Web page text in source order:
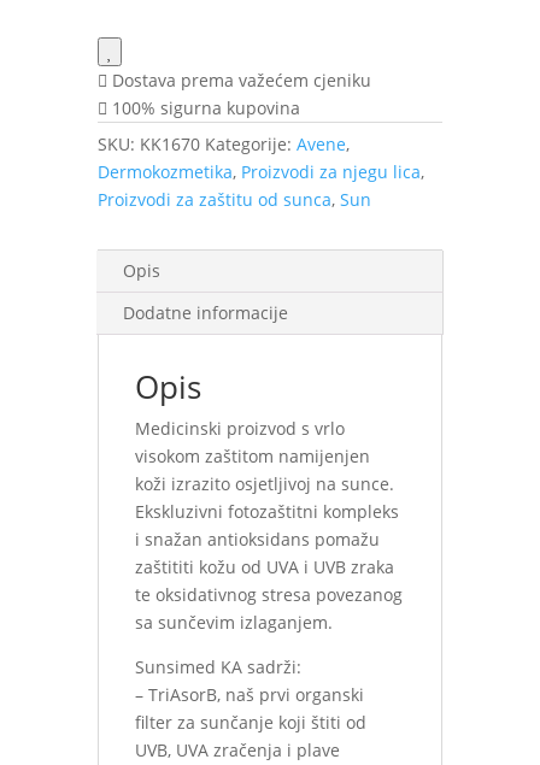
ml
količina
Dostava prema važećem cjeniku
100% sigurna kupovina
SKU: KK1670 Kategorije: Avene,
Dermokozmetika, Proizvodi za njegu lica,
Proizvodi za zaštitu od sunca, Sun
Opis
Dodatne informacije
Opis
Medicinski proizvod s vrlo
visokom zaštitom namijenjen
koži izrazito osjetljivoj na sunce.
Ekskluzivni fotozaštitni kompleks
i snažan antioksidans pomažu
zaštititi kožu od UVA i UVB zraka
te oksidativnog stresa povezanog
sa sunčevim izlaganjem.
Sunsimed KA sadrži:
– TriAsorB, naš prvi organski
filter za sunčanje koji štiti od
UVB, UVA zračenja i plave